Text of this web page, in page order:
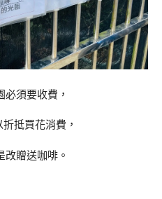
必須要收費，
抵買花消費，
改贈送咖啡。